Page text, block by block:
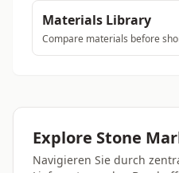
Materials Library
Compare materials before
Explore Stone
Navigieren Sie durch